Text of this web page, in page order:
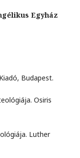
Egyház
Budapest.
Osiris
Luther